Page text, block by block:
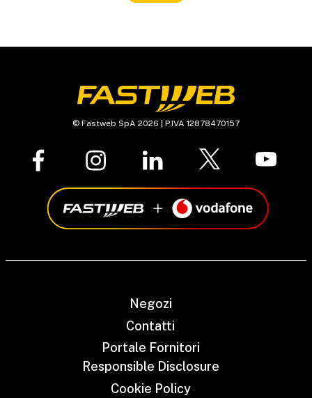
© Fastweb SpA 2026 | P.IVA 12878470157
Negozi
Contatti
Portale Fornitori
Responsible Disclosure
Cookie Policy